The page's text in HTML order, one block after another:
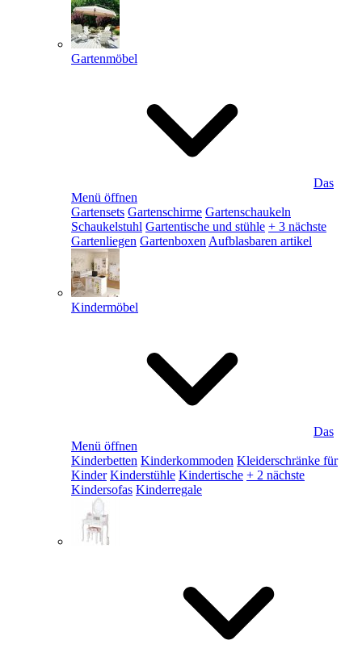
Gartenmöbel
Das
Menü öffnen
Gartensets Gartenschirme Gartenschaukeln
Schaukelstuhl Gartentische und stühle + 3 nächste
Gartenliegen Gartenboxen Aufblasbaren artikel
Kindermöbel
Das
Menü öffnen
Kinderbetten Kinderkommoden Kleiderschränke für
Kinder Kinderstühle Kindertische + 2 nächste
Kindersofas Kinderregale